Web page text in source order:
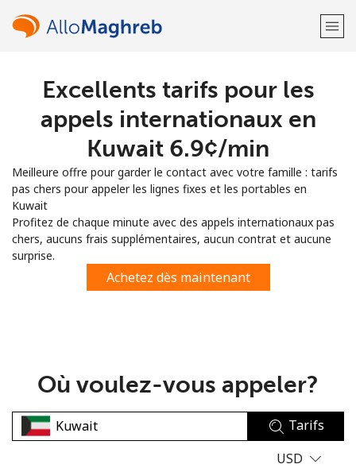
Bienvenue!
Vous avez déjà un compte?
S'enregistrer avec
ou
Excellents tarifs pour les
appels internationaux en
Kuwait ⁦6.9¢⁩/min
Meilleure offre pour garder le contact avec votre famille : tarifs
pas chers pour appeler les lignes fixes et les portables en
Kuwait
Profitez de chaque minute avec des appels internationaux pas
chers, aucuns frais supplémentaires, aucun contrat et aucune
surprise.
Achetez dès maintenant
Où voulez-vous appeler?
Tarifs
USD